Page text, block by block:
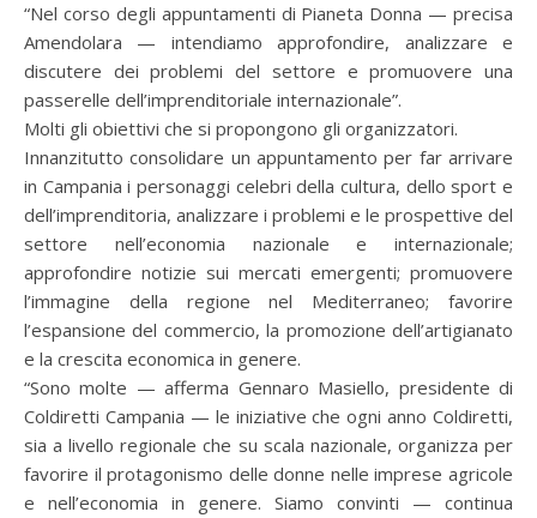
“Nel corso degli appuntamenti di Pianeta Donna — precisa
Amendolara — intendiamo approfondire, analizzare e
discutere dei problemi del settore e promuovere una
passerelle dell’imprenditoriale internazionale”.
Molti gli obiettivi che si propongono gli organizzatori.
Innanzitutto consolidare un appuntamento per far arrivare
in Campania i personaggi celebri della cultura, dello sport e
dell’imprenditoria, analizzare i problemi e le prospettive del
settore nell’economia nazionale e internazionale;
approfondire notizie sui mercati emergenti; promuovere
l’immagine della regione nel Mediterraneo; favorire
l’espansione del commercio, la promozione dell’artigianato
e la crescita economica in genere.
“Sono molte — afferma Gennaro Masiello, presidente di
Coldiretti Campania — le iniziative che ogni anno Coldiretti,
sia a livello regionale che su scala nazionale, organizza per
favorire il protagonismo delle donne nelle imprese agricole
e nell’economia in genere. Siamo convinti — continua